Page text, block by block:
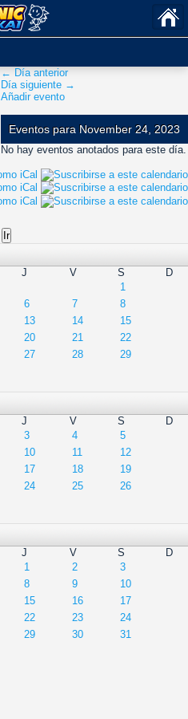
← Día anterior
Día siguiente →
Añadir evento
Eventos para November 24, 2023
No hay eventos anotados para este día.
J V S
D
1
6 7
8
13 14
15
20 21
22
27 28
29
J V S
D
3 4
5
10 11
12
17 18
19
24 25
26
J V S
D
1
2
3
8 9
10
15 16
17
22 23
24
29 30 31